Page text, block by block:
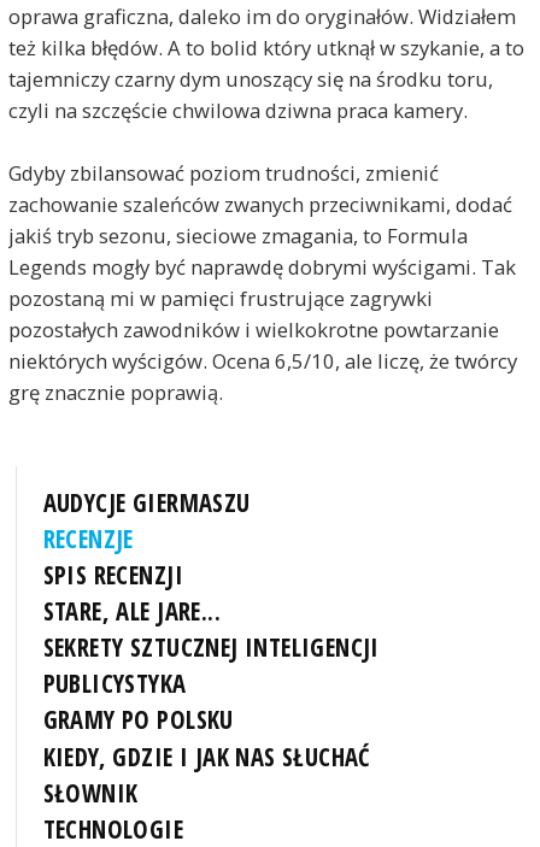
oprawa graficzna, daleko im do oryginałów. Widziałem
też kilka błędów. A to bolid który utknął w szykanie, a to
tajemniczy czarny dym unoszący się na środku toru,
czyli na szczęście chwilowa dziwna praca kamery.
Gdyby zbilansować poziom trudności, zmienić
zachowanie szaleńców zwanych przeciwnikami, dodać
jakiś tryb sezonu, sieciowe zmagania, to Formula
Legends mogły być naprawdę dobrymi wyścigami. Tak
pozostaną mi w pamięci frustrujące zagrywki
pozostałych zawodników i wielkokrotne powtarzanie
niektórych wyścigów. Ocena 6,5/10, ale liczę, że twórcy
grę znacznie poprawią.
AUDYCJE GIERMASZU
RECENZJE
SPIS RECENZJI
STARE, ALE JARE...
SEKRETY SZTUCZNEJ INTELIGENCJI
PUBLICYSTYKA
GRAMY PO POLSKU
KIEDY, GDZIE I JAK NAS SŁUCHAĆ
SŁOWNIK
TECHNOLOGIE